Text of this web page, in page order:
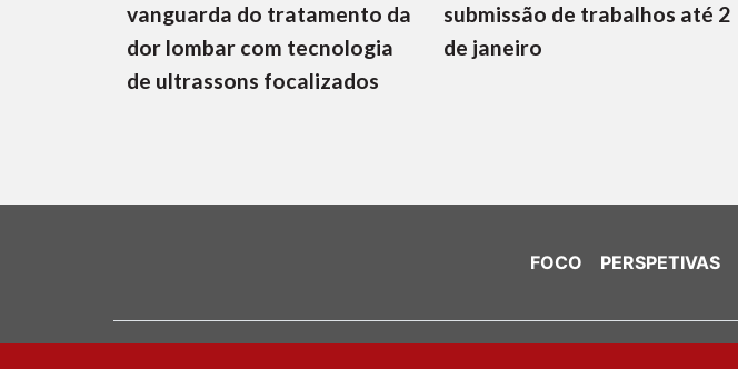
vanguarda do tratamento da
dor lombar com tecnologia
de ultrassons focalizados
submissão de trabalhos até 2
de janeiro
FOCO PERSPETIVAS